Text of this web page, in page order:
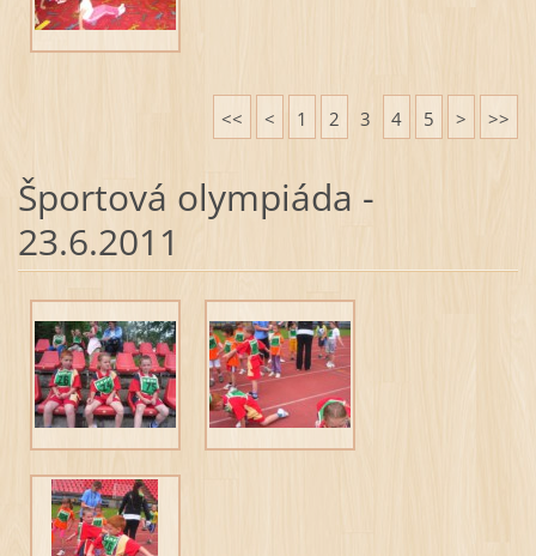
<< < 1 2 3 4 5 > >>
Športová olympiáda -
23.6.2011